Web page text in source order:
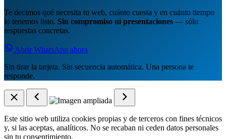
Te decimos qué necesita tu web, cuánto cuesta y en cuánto tiempo
lo tenemos listo. Sin compromiso ni presentaciones — sólo
respuestas concretas.
Abrir WhatsApp ahora
Sin tirar la tarjeta. Sin secuencia automática. Una persona te
responde.
Este sitio web utiliza cookies propias y de terceros con fines técnicos
y, si las aceptas, analíticos. No se recaban ni ceden datos personales
sin tu consentimiento.